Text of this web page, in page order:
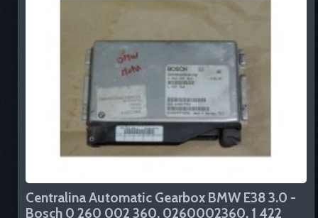
Centralina Automatic Gearbox BMW E38 3.0 -
Bosch 0 260 002 360, 0260002360, 1 422